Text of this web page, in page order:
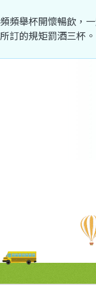
頻頻舉杯開懷暢飲 ，
所訂的規矩罰酒三杯 。